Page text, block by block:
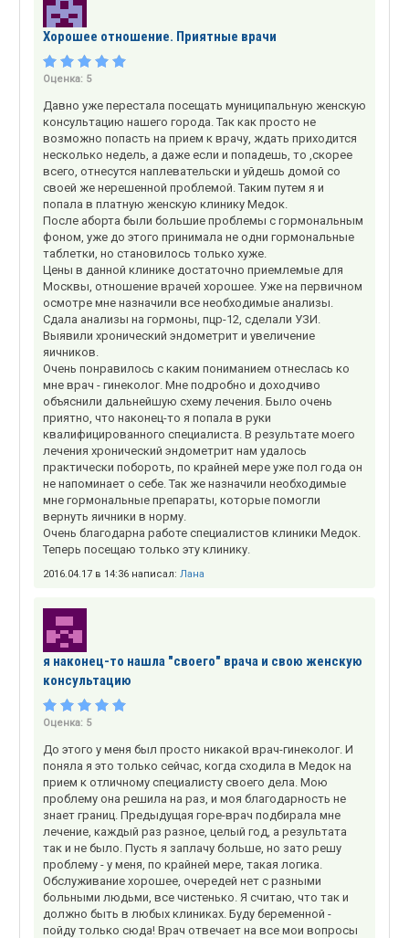
Хорошее отношение. Приятные врачи
Оценка: 5
Давно уже перестала посещать муниципальную женскую
консультацию нашего города. Так как просто не
возможно попасть на прием к врачу, ждать приходится
несколько недель, а даже если и попадешь, то ,скорее
всего, отнесутся наплевательски и уйдешь домой со
своей же нерешенной проблемой. Таким путем я и
попала в платную женскую клинику Медок.
После аборта были большие проблемы с гормональным
фоном, уже до этого принимала не одни гормональные
таблетки, но становилось только хуже.
Цены в данной клинике достаточно приемлемые для
Москвы, отношение врачей хорошее. Уже на первичном
осмотре мне назначили все необходимые анализы.
Сдала анализы на гормоны, пцр-12, сделали УЗИ.
Выявили хронический эндометрит и увеличение
яичников.
Очень понравилось с каким пониманием отнеслась ко
мне врач - гинеколог. Мне подробно и доходчиво
объяснили дальнейшую схему лечения. Было очень
приятно, что наконец-то я попала в руки
квалифицированного специалиста. В результате моего
лечения хронический эндометрит нам удалось
практически побороть, по крайней мере уже пол года он
не напоминает о себе. Так же назначили необходимые
мне гормональные препараты, которые помогли
вернуть яичники в норму.
Очень благодарна работе специалистов клиники Медок.
Теперь посещаю только эту клинику.
2016.04.17 в 14:36 написал: Лана
я наконец-то нашла "своего" врача и свою женскую
консультацию
Оценка: 5
До этого у меня был просто никакой врач-гинеколог. И
поняла я это только сейчас, когда сходила в Медок на
прием к отличному специалисту своего дела. Мою
проблему она решила на раз, и моя благодарность не
знает границ. Предыдущая горе-врач подбирала мне
лечение, каждый раз разное, целый год, а результата
так и не было. Пусть я заплачу больше, но зато решу
проблему - у меня, по крайней мере, такая логика.
Обслуживание хорошее, очередей нет с разными
больными людьми, все чистенько. Я считаю, что так и
должно быть в любых клиниках. Буду беременной -
пойду только сюда! Врач отвечает на все мои вопросы